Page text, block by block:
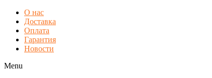
О нас
Доставка
Оплата
Гарантия
Новости
Menu